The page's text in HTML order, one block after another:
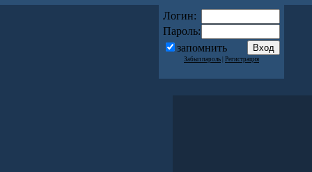
Логин:
Пароль:
запомнить
Забыл пароль Регистрация